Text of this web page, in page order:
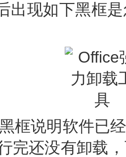
现如下黑框是
说明软件已经
完还没有卸载